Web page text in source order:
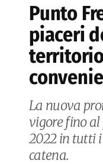
Punto
piaceri
La nuova
vigore fino al
2022 in tutti
catena.